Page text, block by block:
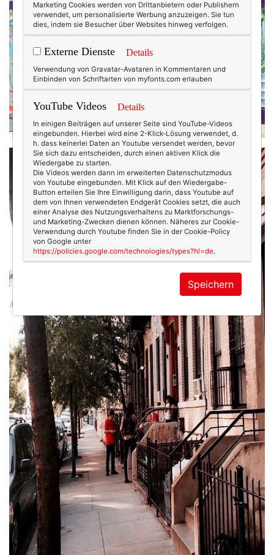
Marketing Cookies werden von Drittanbietern oder Publishern
verwendet, um personalisierte Werbung anzuzeigen. Sie tun
dies, indem sie Besucher über Websites hinweg verfolgen.
Externe Dienste Details
Verwendung von Gravatar-Avataren in Kommentaren und
Einbinden von Schriftarten von myfonts.com erlauben
YouTube Videos Details
In einigen Beiträgen auf unserer Seite sind YouTube-Videos
eingebunden. Hierbei wird eine 2-Klick-Lösung verwendet, d.
h. dass keinerlei Daten an Youtube versendet werden, bevor
Sie sich dazu entscheiden, durch einen aktiven Klick die
Wiedergabe zu starten.
Die Videos werden dann im erweiterten Datenschutzmodus
von Youtube eingebunden. Mit Klick auf den Wiedergabe-
Button erteilen Sie Ihre Einwilligung darin, dass Youtube auf
dem von Ihnen verwendeten Endgerät Cookies setzt, die auch
einer Analyse des Nutzungsverhaltens zu Marktforschungs-
und Marketing-Zwecken dienen können. Näheres zur Cookie-
Verwendung durch Youtube finden Sie in der Cookie-Policy
von Google unter
https://policies.google.com/technologies/types?hl=de.
Speichern